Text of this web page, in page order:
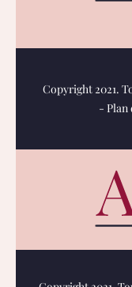
Copyright 2021.
- Plan